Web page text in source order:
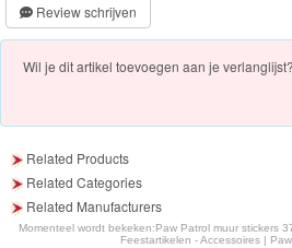
puzzel,
spel
en
rugzakken
badlaken
Review schrijven
Wil je dit artikel toevoegen aan je verlanglijst?
Related Products
Related Categories
Related Manufacturers
Momenteel wordt bekeken:Paw Patrol muur stickers
Feestartikelen - Accessoires |